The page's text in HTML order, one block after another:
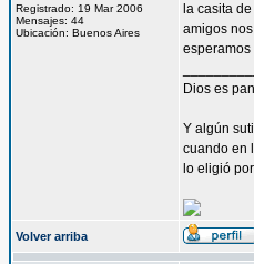
Registrado: 19 Mar 2006
Mensajes: 44
Ubicación: Buenos Aires
la casita
amigos
Dios es
Y algún
cuando en
lo eligió
Volver arriba